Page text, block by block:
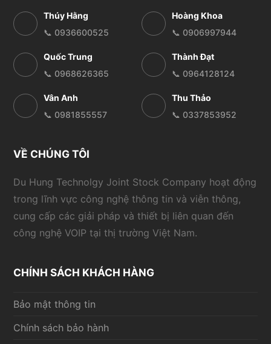
Thúy Hằng
📞 0936600525
Hoàng Khoa
📞 0906997944
Quốc Trung
📞 0968626365
Thành Đạt
📞 0964128124
Vân Anh
📞 0981855557
Thu Thảo
📞 0337853952
VỀ CHÚNG TÔI
Du Hung Technolgy Joint Stock Company hoạt động
trong lĩnh vực công nghệ thông tin và viễn thông,
cung cấp các giải pháp và thiết bị liên quan đến
công nghệ VOIP tại thị trường Việt Nam.
CHÍNH SÁCH KHÁCH HÀNG
Bảo mật thông tin
Chính sách bảo hành